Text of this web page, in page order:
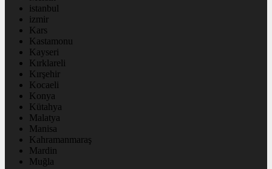
istanbul
izmir
Kars
Kastamonu
Kayseri
Kırklareli
Kırşehir
Kocaeli
Konya
Kütahya
Malatya
Manisa
Kahramanmaraş
Mardin
Muğla